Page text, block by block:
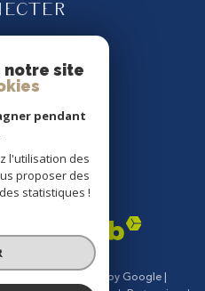
propriétaire
Traduction powered by Google |
notre site
pendant
l'utilisation des
proposer des
statistiques !